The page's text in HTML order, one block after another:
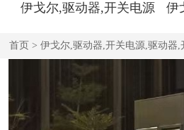
伊戈尔,驱动器,开关电源 伊
首页 > 伊戈尔,驱动器,开关电源,驱动器,